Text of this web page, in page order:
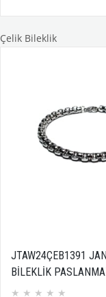
Çelik Bileklik
JTAW24ÇEB1391
BİLEKLİK
BIG ZEUS TASARIM
★ ★ ★ ★ ★